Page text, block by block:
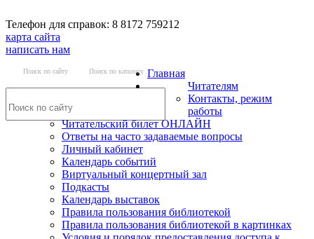
Телефон для справок: 8 8172 759212
карта сайта
написать нам
Поиск по сайту Поиск по каталогу Главная
Читателям
Контакты, режим
работы
Читательский билет ОНЛАЙН
Ответы на часто задаваемые вопросы
Личный кабинет
Календарь событий
Виртуальный концертный зал
Подкасты
Календарь выставок
Правила пользования библиотекой
Правила пользования библиотекой в картинках